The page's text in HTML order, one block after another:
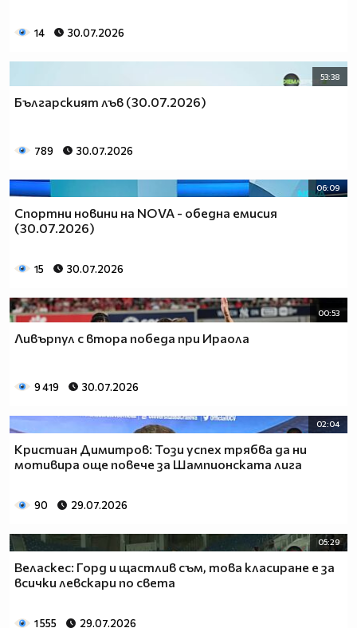
14 30.07.2026
53:38
Българският лъв (30.07.2026)
789 30.07.2026
06:09
Спортни новини на NOVA - обедна емисия
(30.07.2026)
15 30.07.2026
00:53
Ливърпул с втора победа при Ираола
9 419 30.07.2026
02:04
Кристиан Димитров: Този успех трябва да ни
мотивира още повече за Шампионската лига
90 29.07.2026
05:29
Веласкес: Горд и щастлив съм, това класиране е за
всички левскари по света
1 555 29.07.2026